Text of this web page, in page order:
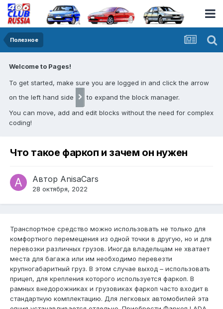
Полезное
Welcome to Pages!
To get started, make sure you are logged in and click the arrow
on the left hand side
to expand the block manager.
You can move, add and edit blocks without the need for complex
coding!
Что такое фаркоп и зачем он нужен
Автор AnisaCars
28 октября, 2022
Транспортное средство можно использовать не только для
комфортного перемещения из одной точки в другую, но и для
перевозки различных грузов. Иногда владельцам не хватает
места для багажа или им необходимо перевезти
крупногабаритный груз. В этом случае выход – использовать
прицеп, для крепления которого используется фаркоп. В
рамных внедорожниках и грузовиках фаркоп часто входит в
стандартную комплектацию. Для легковых автомобилей эта